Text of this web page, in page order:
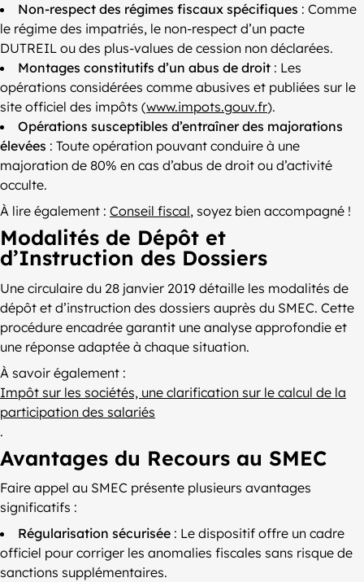
Non-respect des régimes fiscaux spécifiques : Comme
le régime des impatriés, le non-respect d’un pacte
DUTREIL ou des plus-values de cession non déclarées.
Montages constitutifs d’un abus de droit : Les
opérations considérées comme abusives et publiées sur le
site officiel des impôts (www.impots.gouv.fr).
Opérations susceptibles d’entraîner des majorations
élevées : Toute opération pouvant conduire à une
majoration de 80% en cas d’abus de droit ou d’activité
occulte.
À lire également : Conseil fiscal, soyez bien accompagné !
Modalités de Dépôt et
d’Instruction des Dossiers
Une circulaire du 28 janvier 2019 détaille les modalités de
dépôt et d’instruction des dossiers auprès du SMEC. Cette
procédure encadrée garantit une analyse approfondie et
une réponse adaptée à chaque situation.
À savoir également :
Impôt sur les sociétés, une clarification sur le calcul de la
participation des salariés
.
Avantages du Recours au SMEC
Faire appel au SMEC présente plusieurs avantages
significatifs :
Régularisation sécurisée : Le dispositif offre un cadre
officiel pour corriger les anomalies fiscales sans risque de
sanctions supplémentaires.